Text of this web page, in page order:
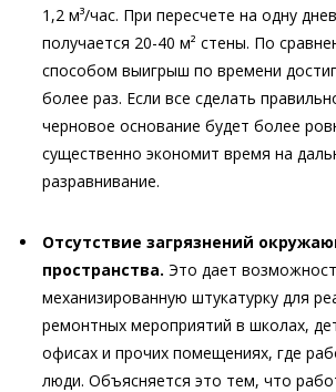
1,2 м³/час. При пересчете на одну
получается 20-40 м² стены. По
способом выигрыш по времени
более раз. Если все сделать
черновое основание будет более
существенно экономит время на
разравнивание.
Отсутствие загрязнений
пространства. Это дает
механизированную штукатурку для
ремонтных мероприятий в школах,
офисах и прочих помещениях, где
люди. Объясняется это тем, что